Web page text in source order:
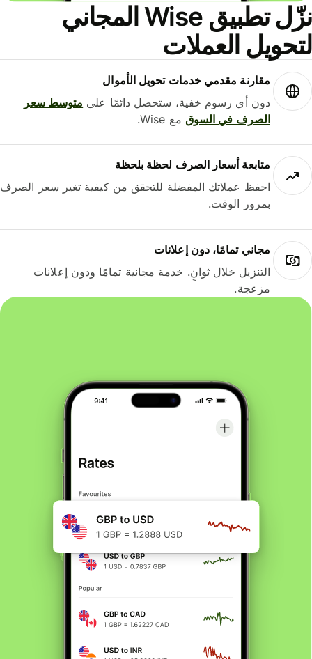
نزّل تطبيق Wise المجاني
العملات
مقارنة مقدمي خدمات تحويل الأموال
دون أي رسوم خفية، ستحصل دائمًا علىمتوسط ​​سعر
الصرف في السوقمع Wise.
متابعة أسعار الصرف لحظة بلحظة
احفظ عملاتك المفضلة للتحقق من كيفية تغير سعر الصرف
بمرور الوقت.
مجاني تمامًا، دون إعلانات
التنزيل خلال ثوانٍ. خدمة مجانية تمامًا ودون إعلانات
مزعجة.